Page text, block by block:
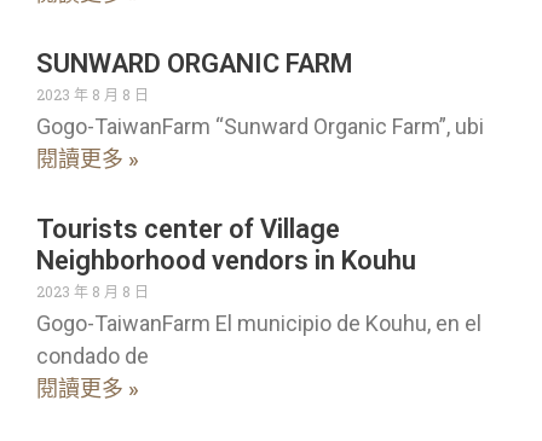
SUNWARD ORGANIC FARM
2023 年 8 月 8 日
Gogo-TaiwanFarm “Sunward Organic Farm”, ubi
閱讀更多 »
Tourists center of Village
Neighborhood vendors in Kouhu
2023 年 8 月 8 日
Gogo-TaiwanFarm El municipio de Kouhu, en el
condado de
閱讀更多 »